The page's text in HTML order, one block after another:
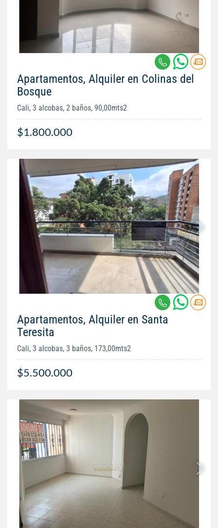
Apartamentos, Alquiler en Colinas del
Bosque
Cali, 3 alcobas, 2 baños, 90,00mts2
$1.800.000
Apartamentos, Alquiler en Santa
Teresita
Cali, 3 alcobas, 3 baños, 173,00mts2
$5.500.000